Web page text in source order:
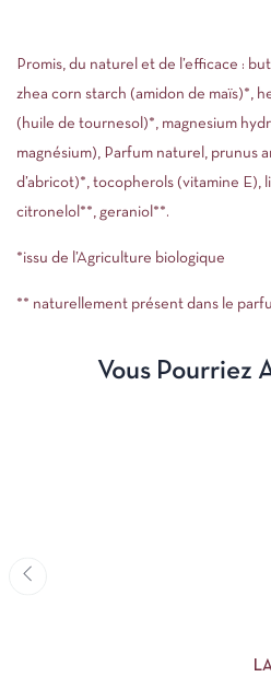
Promis, du naturel et de l’efficace :
zhea corn starch (amidon de maïs)*,
(huile de tournesol)*, magnesium
magnésium), Parfum naturel, prunus
d’abricot)*, tocopherols (vitamine E),
citronelol**, geraniol**.
*issu de l’Agriculture biologique
** naturellement présent dans le
Vous Pourriez